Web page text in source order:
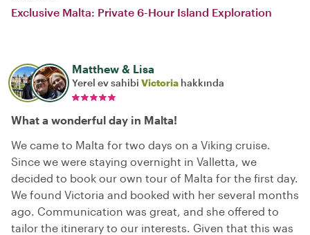
Exclusive Malta: Private 6-Hour Island Exploration
Matthew & Lisa
Yerel ev sahibi Victoria hakkında
What a wonderful day in Malta!
We came to Malta for two days on a Viking cruise.
Since we were staying overnight in Valletta, we
decided to book our own tour of Malta for the first day.
We found Victoria and booked with her several months
ago. Communication was great, and she offered to
tailor the itinerary to our interests. Given that this was